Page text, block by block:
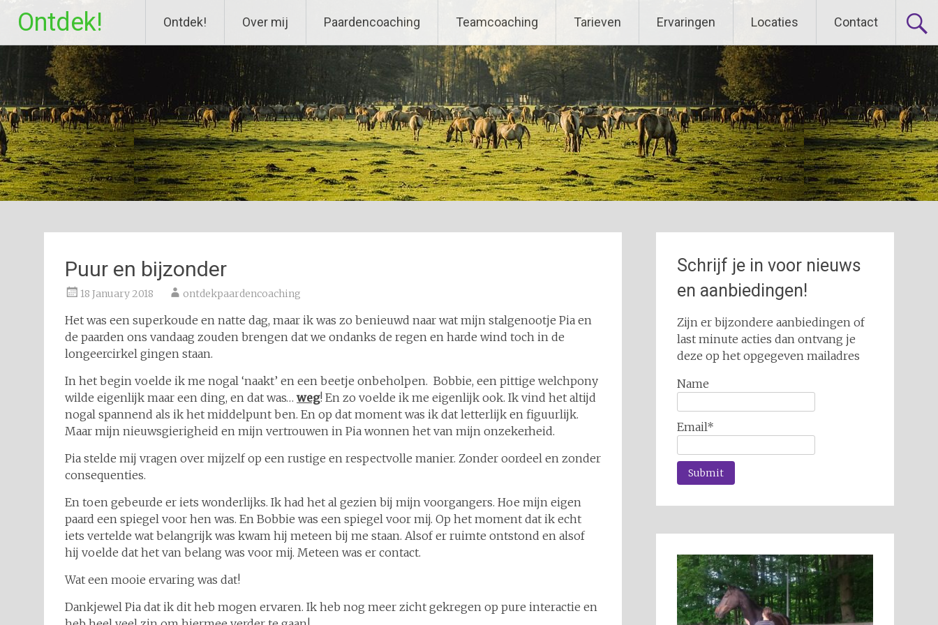
Ontdek!
to
Ontdek! Over mij Paardencoaching Teamcoaching Tarieven Ervaringen Locaties Contact
Puur en bijzonder
18 January 2018 ontdekpaardencoaching
Het was een superkoude en natte dag, maar ik was zo benieuwd naar wat mijn stalgenootje Pia en
de paarden ons vandaag zouden brengen dat we ondanks de regen en harde wind toch in de
longeercirkel gingen staan.
In het begin voelde ik me nogal ‘naakt’ en een beetje onbeholpen. Bobbie, een pittige welchpony
wilde eigenlijk maar een ding, en dat was… weg! En zo voelde ik me eigenlijk ook. Ik vind het altijd
nogal spannend als ik het middelpunt ben. En op dat moment was ik dat letterlijk en figuurlijk.
Maar mijn nieuwsgierigheid en mijn vertrouwen in Pia wonnen het van mijn onzekerheid.
Pia stelde mij vragen over mijzelf op een rustige en respectvolle manier. Zonder oordeel en zonder
consequenties.
En toen gebeurde er iets wonderlijks. Ik had het al gezien bij mijn voorgangers. Hoe mijn eigen
paard een spiegel voor hen was. En Bobbie was een spiegel voor mij. Op het moment dat ik echt
iets vertelde wat belangrijk was kwam hij meteen bij me staan. Alsof er ruimte ontstond en alsof
hij voelde dat het van belang was voor mij. Meteen was er contact.
Wat een mooie ervaring was dat!
Dankjewel Pia dat ik dit heb mogen ervaren. Ik heb nog meer zicht gekregen op pure interactie en
Schrijf je in voor nieuws
en aanbiedingen!
Zijn er bijzondere aanbiedingen of
last minute acties dan ontvang je
deze op het opgegeven mailadres
Name
Email*